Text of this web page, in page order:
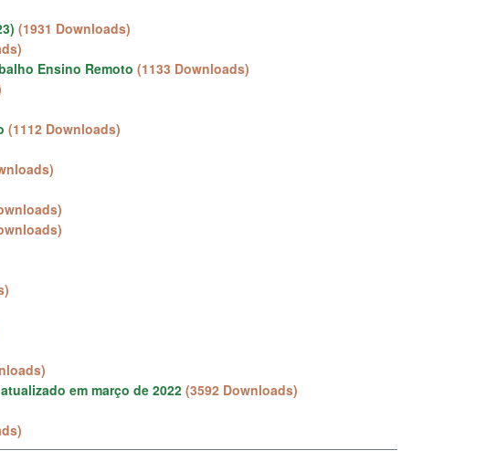
(1931 Downloads)
Ensino Remoto (1133 Downloads)
(1112 Downloads)
em março de 2022 (3592 Downloads)